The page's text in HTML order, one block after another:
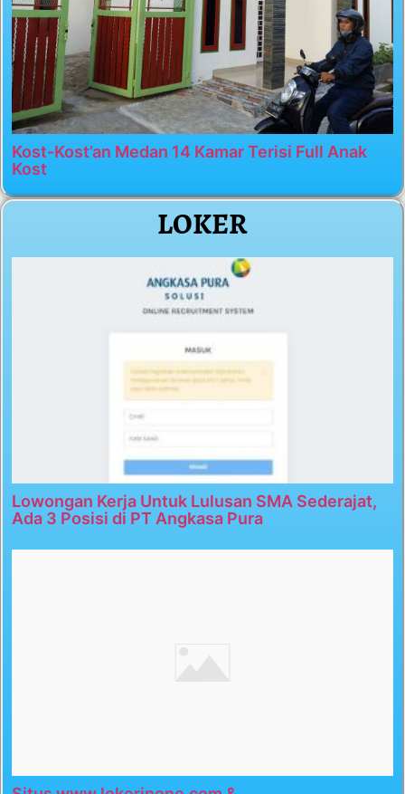
Kost-Kost’an Medan 14 Kamar Terisi Full Anak
Kost
LOKER
Lowongan Kerja Untuk Lulusan SMA Sederajat,
Ada 3 Posisi di PT Angkasa Pura